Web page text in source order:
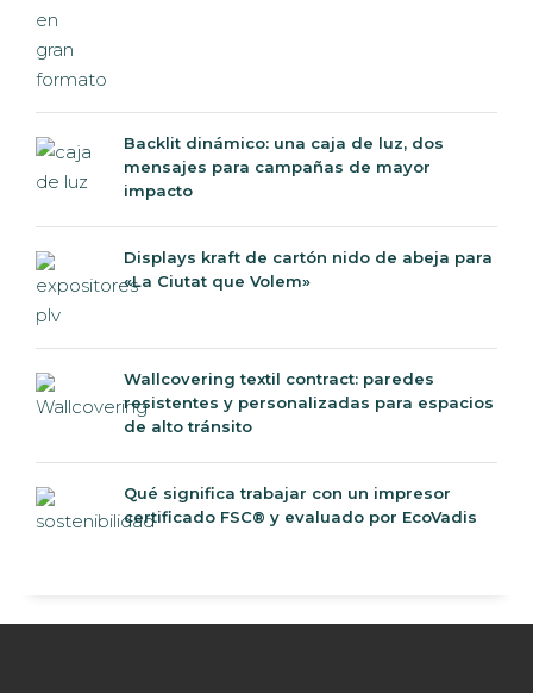
Backlit dinámico: una caja de luz, dos
mensajes para campañas de mayor
impacto
Displays kraft de cartón nido de abeja para
«La Ciutat que Volem»
Wallcovering textil contract: paredes
resistentes y personalizadas para espacios
de alto tránsito
Qué significa trabajar con un impresor
certificado FSC® y evaluado por EcoVadis